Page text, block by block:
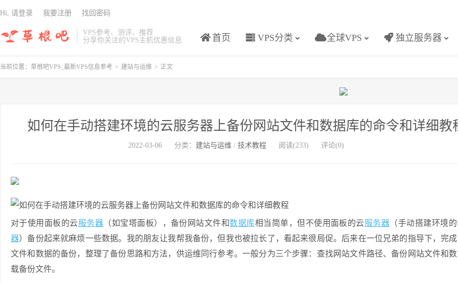
VPS参考、测评、推荐
分享你关注的VPS主机优惠信息
首页 VPS分类 全球VPS 独立服务器
Hi, 请登录 我要注册 找回密码
当前位置： 草根吧VPS_最新VPS信息参考 > 建站与运维 > 正文
如何在手动搭建环境的云服务器上备份网站文件和数据库的命令和详细教
2022-03-06 分类： 建站与运维 / 技术教程 阅读(233) 评论(0)
对于使用面板的云服务器 （如宝塔面板），备份网站文件和数据库相当简单，但不使用面板的云服务器 （手动搭建环境
器）备份起来就麻烦一些数据。我的朋友让我帮我备份，但我也被拉长了，看起来很局促。后来在一位兄弟的指导下，完
文件和数据的备份，整理了备份思路和方法，供运维同行参考。一般分为三个步骤：查找网站文件路径、备份网站文件和
载备份文件。